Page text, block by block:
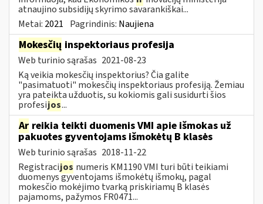
atnaujino subsidijų skyrimo savarankiškai...
Metai: 2021 Pagrindinis: Naujiena
Mokesčių inspektoriaus profesija
Web turinio sąrašas 2021-08-23
Ką veikia mokesčių inspektorius? Čia galite
"pasimatuoti" mokesčių inspektoriaus profesiją. Žemiau
yra pateikta užduotis, su kokiomis gali susidurti šios
profesijos...
Ar reikia teikti duomenis VMI apie išmokas už
pakuotes gyventojams išmokėtų B klasės
Web turinio sąrašas 2018-11-22
Registracijos numeris KM1190 VMI turi būti teikiami
duomenys gyventojams išmokėtų išmokų, pagal
mokesčio mokėjimo tvarką priskiriamų B klasės
pajamoms, pažymos FR0471...